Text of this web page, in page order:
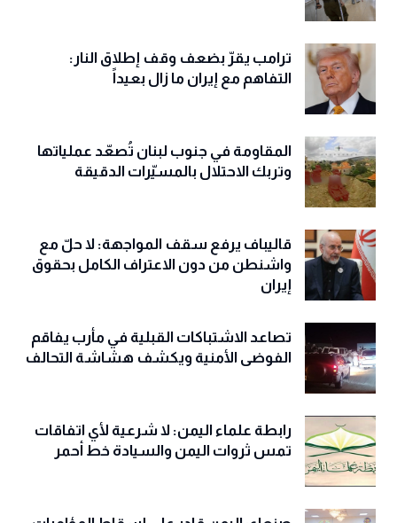
ترامب يقرّ بضعف وقف إطلاق النار:
التفاهم مع إيران ما زال بعيداً
المقاومة في جنوب لبنان تُصعّد عملياتها
وتربك الاحتلال بالمسيّرات الدقيقة
قاليباف يرفع سقف المواجهة: لا حلّ مع
واشنطن من دون الاعتراف الكامل بحقوق
إيران
تصاعد الاشتباكات القبلية في مأرب يفاقم
الفوضى الأمنية ويكشف هشاشة التحالف
رابطة علماء اليمن: لا شرعية لأي اتفاقات
تمس ثروات اليمن والسيادة خط أحمر